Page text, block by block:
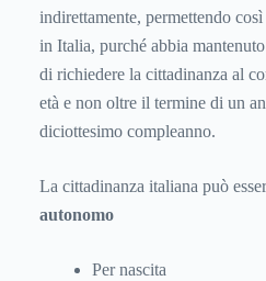
indirettamente, permettendo
in Italia, purché abbia
di richiedere la cittadinanza al
età e non oltre il termine di un
diciottesimo compleanno.
La cittadinanza italiana può
autonomo
Per nascita